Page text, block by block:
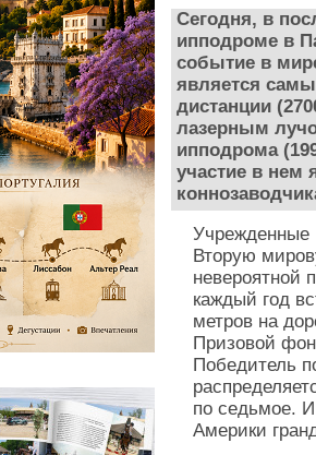
Сегодня, в
ипподроме в
событие в
является
дистанции
лазерным
ипподрома
участие в нем
Учрежденные
Вторую
невероятной
каждый год
метров на
Призовой
Победитель
по седьмое.
Америки